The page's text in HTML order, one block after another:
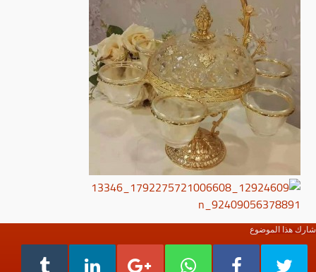
شارك هذا الموضوع